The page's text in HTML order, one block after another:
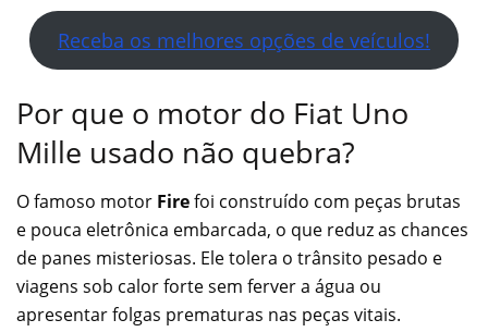
Receba os melhores opções de veículos!
Por que o motor do Fiat Uno
Mille usado não quebra?
O famoso motor Firefoi construído com peças brutas
e pouca eletrônica embarcada, o que reduz as chances
de panes misteriosas. Ele tolera o trânsito pesado e
viagens sob calor forte sem ferver a água ou
apresentar folgas prematuras nas peças vitais.